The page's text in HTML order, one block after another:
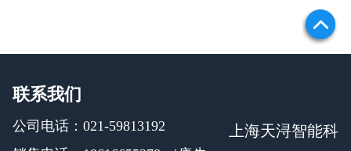
联系我们
公司电话：021-59813192
上海天浔智能科